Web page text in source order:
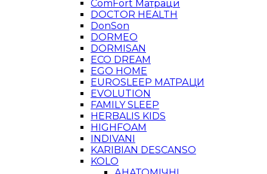
ComFort Матраци
DOCTOR HEALTH
DonSon
DORMEO
DORMISAN
ECO DREAM
EGO HOME
EUROSLEEP МАТРАЦИ
EVOLUTION
FAMILY SLEEP
HERBALIS KIDS
HIGHFOAM
INDIVANI
KARIBIAN DESCANSO
KOLO